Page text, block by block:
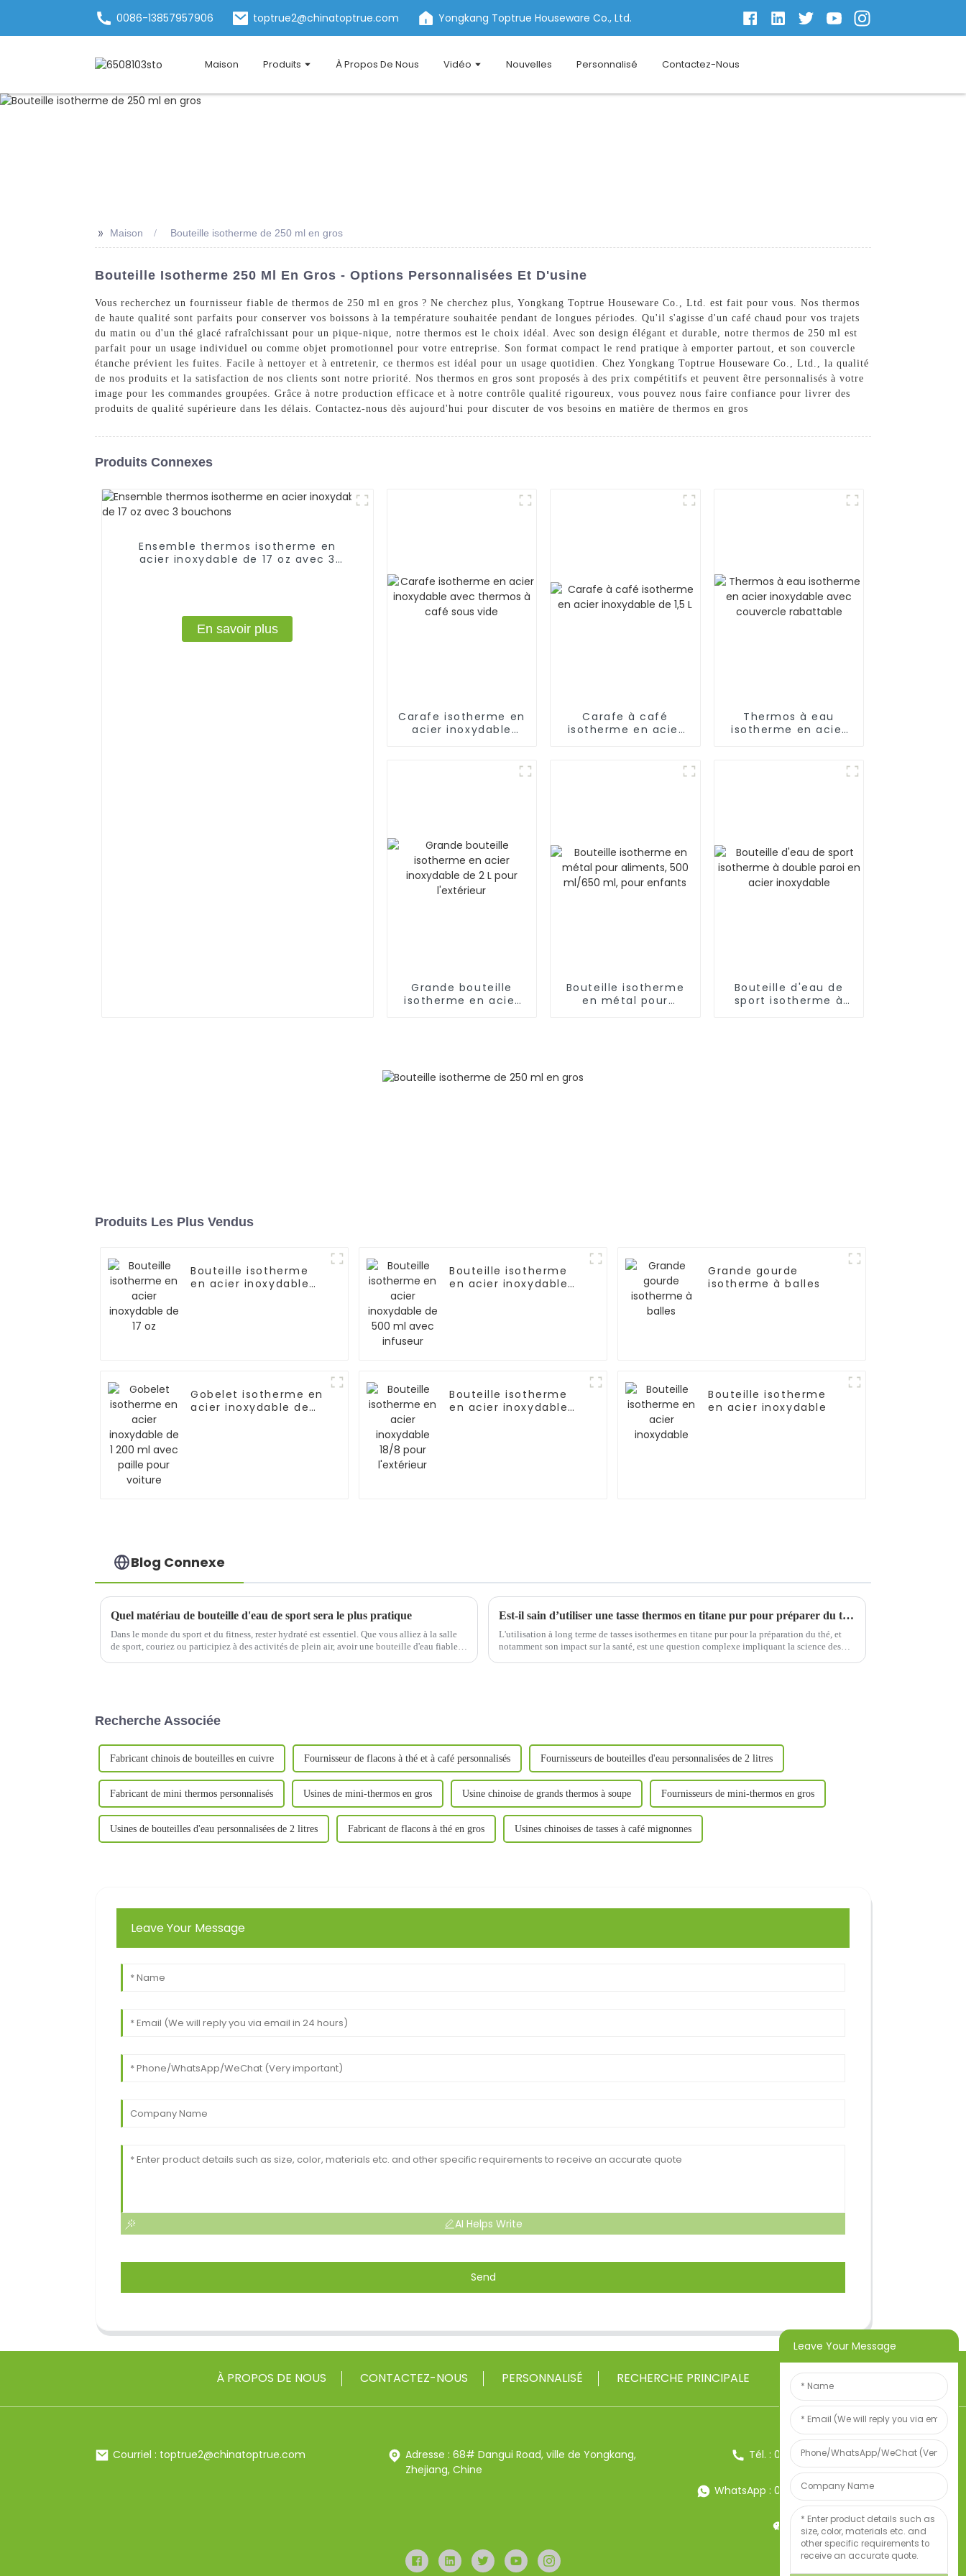
0086-13857957906 toptrue2@chinatoptrue.com Yongkang Toptrue Houseware Co., Ltd.
Maison Produits À Propos De Nous Vidéo Nouvelles Personnalisé Contactez-Nous
>> Maison Bouteille isotherme de 250 ml en gros
Bouteille Isotherme 250 Ml En Gros - Options Personnalisées Et D'usine
Vous recherchez un fournisseur fiable de thermos de 250 ml en gros ? Ne cherchez plus, Yongkang Toptrue Houseware Co., Ltd. est fait pour vous. Nos thermos
de haute qualité sont parfaits pour conserver vos boissons à la température souhaitée pendant de longues périodes. Qu'il s'agisse d'un café chaud pour vos trajets
du matin ou d'un thé glacé rafraîchissant pour un pique-nique, notre thermos est le choix idéal. Avec son design élégant et durable, notre thermos de 250 ml est
parfait pour un usage individuel ou comme objet promotionnel pour votre entreprise. Son format compact le rend pratique à emporter partout, et son couvercle
étanche prévient les fuites. Facile à nettoyer et à entretenir, ce thermos est idéal pour un usage quotidien. Chez Yongkang Toptrue Houseware Co., Ltd., la qualité
de nos produits et la satisfaction de nos clients sont notre priorité. Nos thermos en gros sont proposés à des prix compétitifs et peuvent être personnalisés à votre
image pour les commandes groupées. Grâce à notre production efficace et à notre contrôle qualité rigoureux, vous pouvez nous faire confiance pour livrer des
produits de qualité supérieure dans les délais. Contactez-nous dès aujourd'hui pour discuter de vos besoins en matière de thermos en gros
Produits Connexes
Ensemble thermos isotherme en
acier inoxydable de 17 oz avec 3
En savoir plus
Carafe isotherme en
acier inoxydable
Carafe à café
isotherme en acier
Thermos à eau
isotherme en acier
Grande bouteille
isotherme en acier
Bouteille isotherme
en métal pour
Bouteille d'eau de
sport isotherme à
Produits Les Plus Vendus
Bouteille isotherme
en acier inoxydable
Bouteille isotherme
en acier inoxydable
Grande gourde
isotherme à balles
Gobelet isotherme en
acier inoxydable de
Bouteille isotherme
en acier inoxydable
Bouteille isotherme
en acier inoxydable
Blog Connexe
Quel matériau de bouteille d'eau de sport sera le plus pratique
Dans le monde du sport et du fitness, rester hydraté est essentiel. Que vous alliez à la salle
de sport, couriez ou participiez à des activités de plein air, avoir une bouteille d'eau fiable
Est-il sain d’utiliser une tasse thermos en titane pur pour préparer du thé pendant une longue période ?
L'utilisation à long terme de tasses isothermes en titane pur pour la préparation du thé, et
notamment son impact sur la santé, est une question complexe impliquant la science des
Recherche Associée
Fabricant chinois de bouteilles en cuivre Fournisseur de flacons à thé et à café personnalisés Fournisseurs de bouteilles d'eau personnalisées de 2 litres
Fabricant de mini thermos personnalisés Usines de mini-thermos en gros Usine chinoise de grands thermos à soupe Fournisseurs de mini-thermos en gros
Usines de bouteilles d'eau personnalisées de 2 litres Fabricant de flacons à thé en gros Usines chinoises de tasses à café mignonnes
Leave Your Message
AI Helps Write
Send
À PROPOS DE NOUS CONTACTEZ-NOUS PERSONNALISÉ RECHERCHE PRINCIPALE
Courriel : toptrue2@chinatoptrue.com
Adresse : 68# Dangui Road, ville de Yongkang,
Zhejiang, Chine
Tél. : 0086-13857957906
WhatsApp : 0086-13857957906
Poids:34247497
Leave Your Message